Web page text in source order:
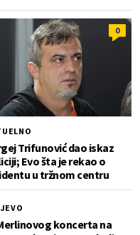
0
Trifunović dao iskaz
Evo šta je rekao o
u tržnom centru
koncerta na